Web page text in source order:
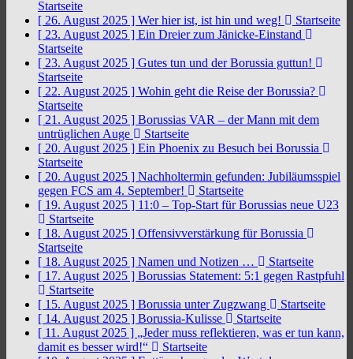
Startseite
[ 26. August 2025 ] Wer hier ist, ist hin und weg!
Startseite
[ 23. August 2025 ] Ein Dreier zum Jänicke-Einstand
Startseite
[ 23. August 2025 ] Gutes tun und der Borussia guttun!
Startseite
[ 22. August 2025 ] Wohin geht die Reise der Borussia?
Startseite
[ 21. August 2025 ] Borussias VAR – der Mann mit dem
untrüglichen Auge
Startseite
[ 20. August 2025 ] Ein Phoenix zu Besuch bei Borussia
Startseite
[ 20. August 2025 ] Nachholtermin gefunden: Jubiläumsspiel
gegen FCS am 4. September!
Startseite
[ 19. August 2025 ] 11:0 – Top-Start für Borussias neue U23
Startseite
[ 18. August 2025 ] Offensivverstärkung für Borussia
Startseite
[ 18. August 2025 ] Namen und Notizen …
Startseite
[ 17. August 2025 ] Borussias Statement: 5:1 gegen Rastpfuhl
Startseite
[ 15. August 2025 ] Borussia unter Zugzwang
Startseite
[ 14. August 2025 ] Borussia-Kulisse
Startseite
[ 11. August 2025 ] „Jeder muss reflektieren, was er tun kann,
damit es besser wird!“
Startseite